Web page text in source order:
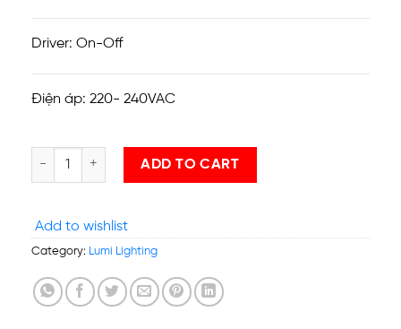
Driver: On-Off
Điện áp: 220- 240VAC
ĐÈN GẮN TƯỜNG NGOÀI TRỜI HÌNH CẦU 2*3W quantity
ADD TO CART
Add to wishlist
Category: Lumi Lighting